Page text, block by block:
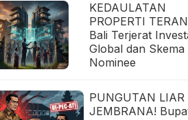
KEDAULATAN
PROPERTI
Bali Terjerat
Global dan Skema
Nominee
PUNGUTAN LIAR
JEMBRANA!